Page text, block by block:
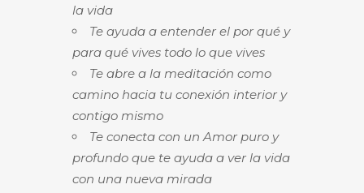
la vida
Te ayuda a entender el por qué y
para qué vives todo lo que vives
Te abre a la meditación como
camino hacia tu conexión interior y
contigo mismo
Te conecta con un Amor puro y
profundo que te ayuda a ver la vida
con una nueva mirada